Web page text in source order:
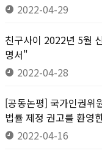
2022-04-29
친구사이 2022년 5월
명서"
2022-04-28
[공동논평] 국가인권위
법률 제정 권고를 환영
2022-04-16